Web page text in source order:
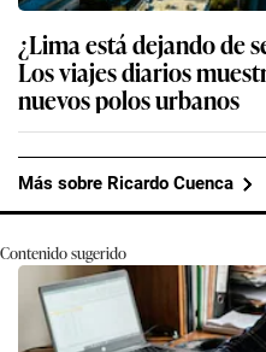
¿Lima está dejando de
Los viajes diarios
nuevos polos urbanos
Más sobre Ricardo Cuenca
Contenido sugerido